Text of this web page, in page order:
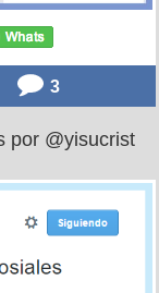
3
por @yisucrist